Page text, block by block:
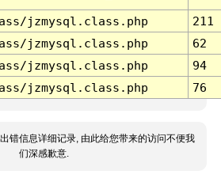
jzmysql.class.php
211
jzmysql.class.php
62
jzmysql.class.php
94
jzmysql.class.php 76
错信息详细记录, 由此给您带来的访问不便我
们深感歉意.